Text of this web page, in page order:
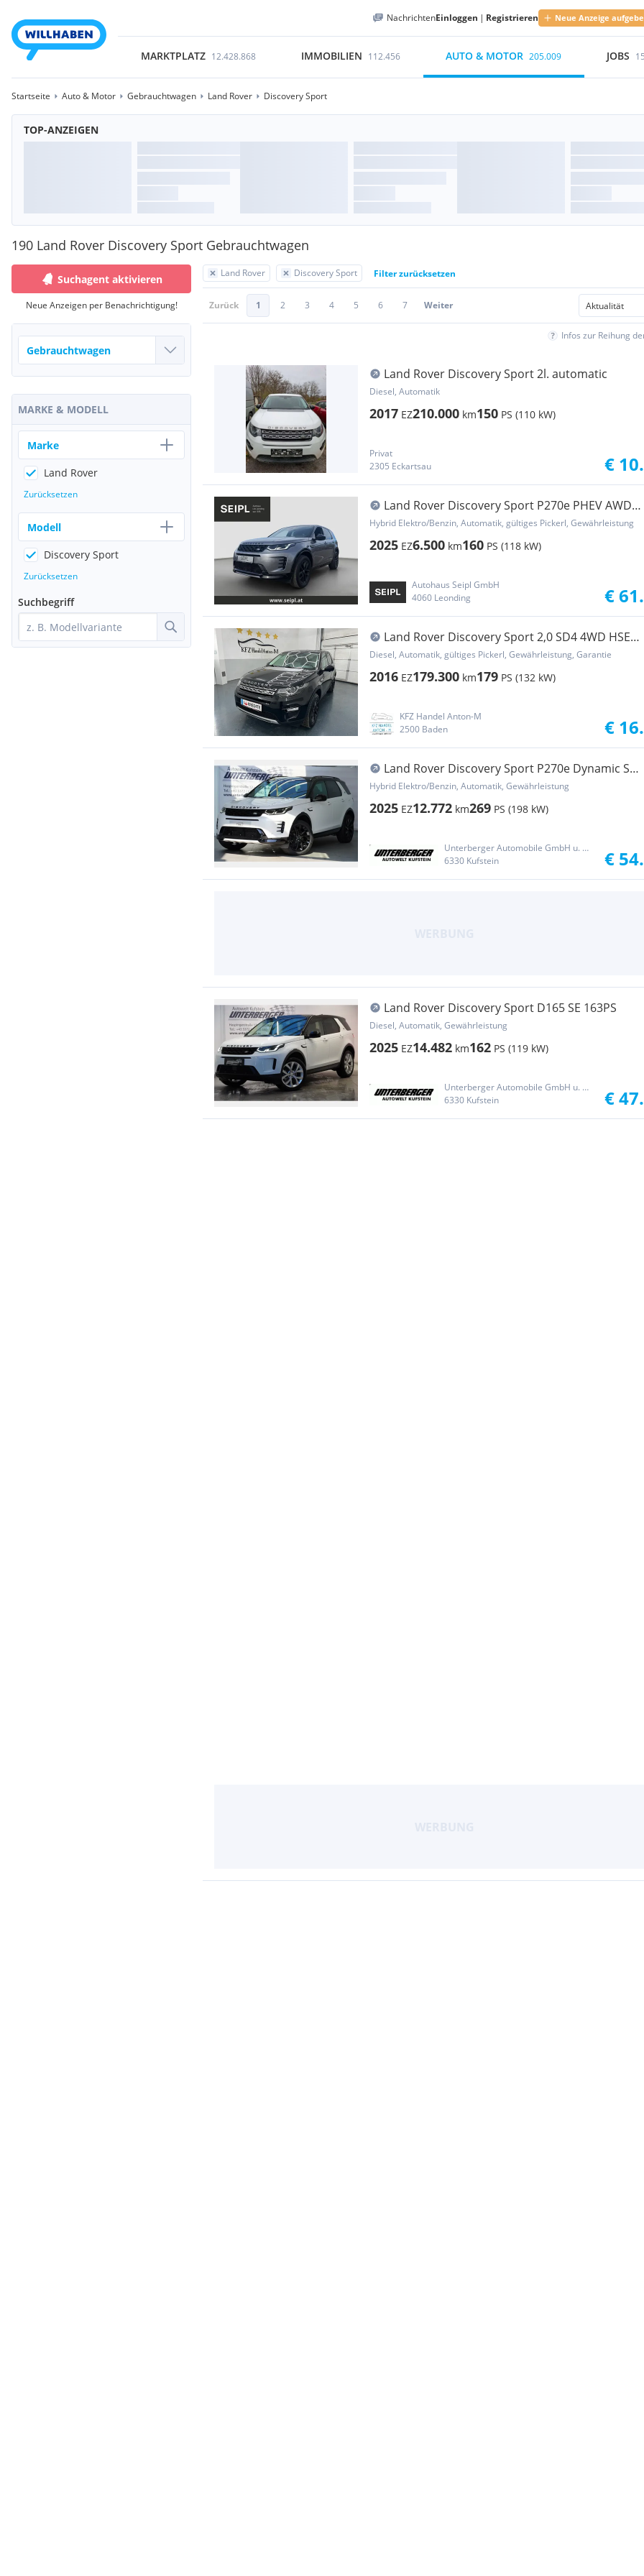
NachrichtenEinloggen | Registrieren Neue Anzeige
MARKTPLATZ 12.428.868 IMMOBILIEN 112.456 AUTO & MOTOR 205.009 JOBS
Startseite Auto & Motor Gebrauchtwagen Land Rover Discovery Sport
TOP-ANZEIGEN
190 Land Rover Discovery Sport Gebrauchtwagen
Land Rover Discovery Sport Filter zurücksetzen
Zurück 1 2 3 4 5 6 7 Weiter
Infos zur Reihung
Land Rover Discovery Sport 2l. automatic
Diesel, Automatik
2017 EZ210.000 km150 PS (110 kW)
Privat
2305 Eckartsau
€
Land Rover Discovery Sport P270e PHEV AWD
Dynamic SE Aut.
Hybrid Elektro/Benzin, Automatik, gültiges Pickerl, Gewährleistung
2025 EZ6.500 km160 PS (118 kW)
Autohaus Seipl GmbH
4060 Leonding
€
Land Rover Discovery Sport 2,0 SD4 4WD HSE
Aut.* SOFORT FI...
Diesel, Automatik, gültiges Pickerl, Gewährleistung, Garantie
2016 EZ179.300 km179 PS (132 kW)
KFZ Handel Anton-M
2500 Baden
€
Land Rover Discovery Sport P270e Dynamic SE
1.5 PHEV
Hybrid Elektro/Benzin, Automatik, Gewährleistung
2025 EZ12.772 km269 PS (198 kW)
Unterberger Automobile GmbH u. Co. KG II
6330 Kufstein
€
Land Rover Discovery Sport D165 SE 163PS
Diesel, Automatik, Gewährleistung
2025 EZ14.482 km162 PS (119 kW)
Unterberger Automobile GmbH u. Co. KG II
6330 Kufstein
€
Suchagent aktivieren
Neue Anzeigen per Benachrichtigung!
MARKE & MODELL
Marke
Land Rover
Zurücksetzen
Modell
Discovery Sport
Zurücksetzen
Suchbegriff